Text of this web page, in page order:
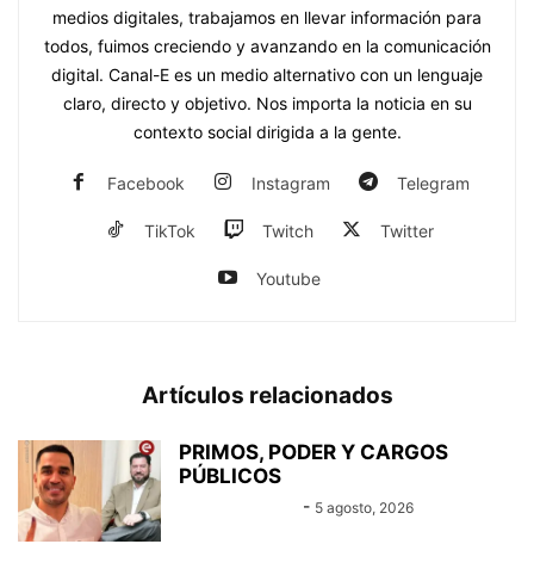
medios digitales, trabajamos en llevar información para
todos, fuimos creciendo y avanzando en la comunicación
digital. Canal-E es un medio alternativo con un lenguaje
claro, directo y objetivo. Nos importa la noticia en su
contexto social dirigida a la gente.
Facebook Instagram Telegram
TikTok Twitch Twitter
Youtube
Artículos relacionados
PRIMOS, PODER Y CARGOS
PÚBLICOS
- 5 agosto, 2026